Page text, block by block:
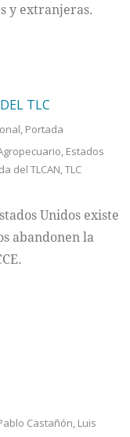
y extranjeras.
TLC
, Portada
, Estados
del TLCAN,TLC
Unidos existe
abandonen la
Castañón, Luis